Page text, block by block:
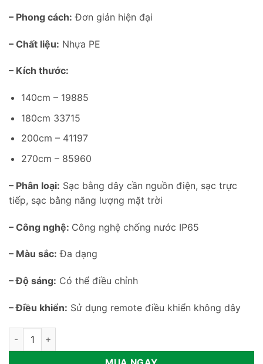
– Phong cách: Đơn giản hiện đại
– Chất liệu: Nhựa PE
– Kích thước:
140cm – 19885
180cm 33715
200cm – 41197
270cm – 85960
– Phân loại: Sạc bằng dây cần nguồn điện, sạc trực
tiếp, sạc bằng năng lượng mặt trời
– Công nghệ: Công nghệ chống nước IP65
– Màu sắc: Đa dạng
– Độ sáng: Có thể điều chỉnh
– Điều khiển: Sử dụng remote điều khiển không dây
Ghế đèn LED dạ quang hình mặt trăng BGNT04 số lượng